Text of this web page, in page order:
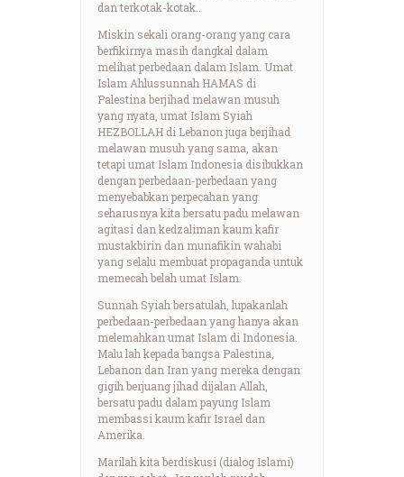
dan terkotak-kotak..
Miskin sekali orang-orang yang cara
berfikirnya masih dangkal dalam
melihat perbedaan dalam Islam. Umat
Islam Ahlussunnah HAMAS di
Palestina berjihad melawan musuh
yang nyata, umat Islam Syiah
HEZBOLLAH di Lebanon juga berjihad
melawan musuh yang sama, akan
tetapi umat Islam Indonesia disibukkan
dengan perbedaan-perbedaan yang
menyebabkan perpecahan yang
seharusnya kita bersatu padu melawan
agitasi dan kedzaliman kaum kafir
mustakbirin dan munafikin wahabi
yang selalu membuat propaganda untuk
memecah belah umat Islam.
Sunnah Syiah bersatulah, lupakanlah
perbedaan-perbedaan yang hanya akan
melemahkan umat Islam di Indonesia.
Malu lah kepada bangsa Palestina,
Lebanon dan Iran yang mereka dengan
gigih berjuang jihad dijalan Allah,
bersatu padu dalam payung Islam
membassi kaum kafir Israel dan
Amerika.
Marilah kita berdiskusi (dialog Islami)